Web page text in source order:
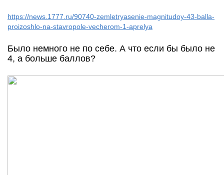
https://news.1777.ru/90740-zemletryasenie-magnitudoy-43-balla-
proizoshlo-na-stavropole-vecherom-1-aprelya
Было немного не по себе. А что если бы было не
4, а больше баллов?